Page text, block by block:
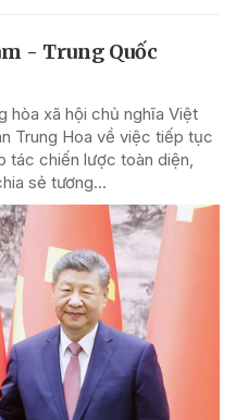
- Trung Quốc
hòa xã hội chủ nghĩa Việt
Trung Hoa về việc tiếp tục
tác chiến lược toàn diện,
sẻ tương...